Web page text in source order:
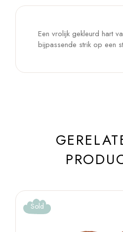
Een vrolijk gekleurd hart
bijpassende strik op een
Sold